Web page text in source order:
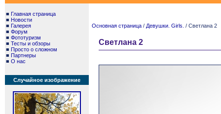
■ Главная страница
■ Новости
■ Галерея
■ Форум
■ Фототуризм
■ Тесты и обзоры
■ Просто о сложном
■ Партнеры
■ О нас
Случайное изображение
Основная страница / Девушки. Girls. / Светлана 2
Светлана 2